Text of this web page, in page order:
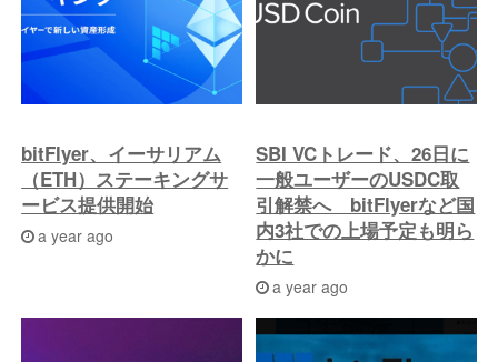
bitFlyer、イーサリアム
（ETH）ステーキングサ
ービス提供開始
a year ago
SBI VCトレード、26日に
一般ユーザーのUSDC取
引解禁へ bitFlyerなど国
内3社での上場予定も明ら
かに
a year ago